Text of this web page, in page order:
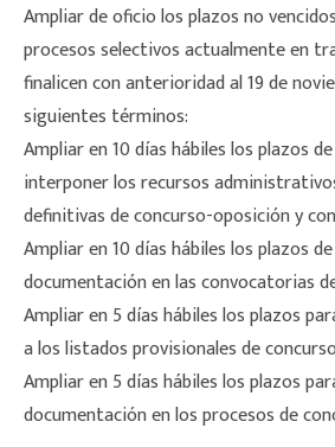
Ampliar de oficio los plazos no
procesos selectivos actualmente en
finalicen con anterioridad al 19 de
siguientes términos:
Ampliar en 10 días hábiles los plazos
interponer los recursos
definitivas de concurso-oposición y
Ampliar en 10 días hábiles los plazos
documentación en las convocatorias
Ampliar en 5 días hábiles los plazos
a los listados provisionales de
Ampliar en 5 días hábiles los plazos
documentación en los procesos de